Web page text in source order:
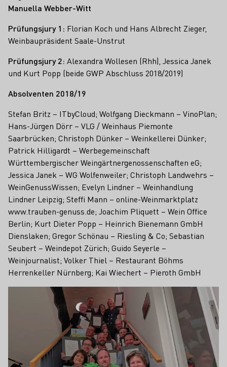
Manuella Webber-Witt
Prüfungsjury 1: Florian Koch und Hans Albrecht Zieger,
Weinbaupräsident Saale-Unstrut
Prüfungsjury 2: Alexandra Wollesen (Rhh), Jessica Janek
und Kurt Popp (beide GWP Abschluss 2018/2019)
Absolventen 2018/19
Stefan Britz – ITbyCloud; Wolfgang Dieckmann – VinoPlan;
Hans-Jürgen Dörr – VLG / Weinhaus Piemonte
Saarbrücken; Christoph Dünker – Weinkellerei Dünker;
Patrick Hilligardt – Werbegemeinschaft
Württembergischer Weingärtnergenossenschaften eG;
Jessica Janek – WG Wolfenweiler; Christoph Landwehrs –
WeinGenussWissen; Evelyn Lindner – Weinhandlung
Lindner Leipzig; Steffi Mann – online-Weinmarktplatz
www.trauben-genuss.de; Joachim Pliquett – Wein Office
Berlin; Kurt Dieter Popp – Heinrich Bienemann GmbH
Dienslaken; Gregor Schönau – Riesling & Co; Sebastian
Seubert – Weindepot Zürich; Guido Seyerle –
Weinjournalist; Volker Thiel – Restaurant Böhms
Herrenkeller Nürnberg; Kai Wiechert – Pieroth GmbH